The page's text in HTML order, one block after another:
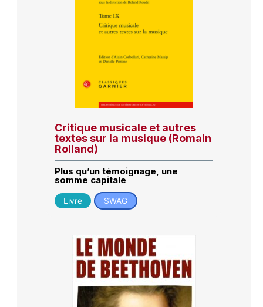
Critique musicale et autres
textes sur la musique (Romain
Rolland)
Plus qu’un témoignage, une
somme capitale
Livre SWAG